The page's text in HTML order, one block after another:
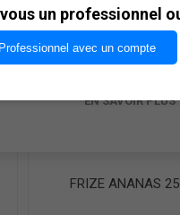
FRIZE ANANAS
OK
EN SAVOIR PLUS
un professionnel
Professionnel avec un compte